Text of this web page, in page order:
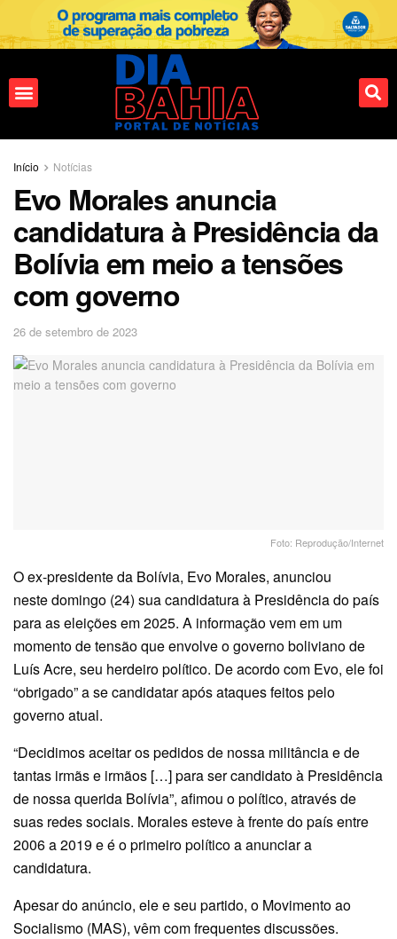
Início Notícias
Evo Morales anuncia
candidatura à Presidência da
Bolívia em meio a tensões
com governo
26 de setembro de 2023
Foto: Reprodução/Internet
O ex-presidente da Bolívia, Evo Morales, anunciou
neste domingo (24) sua candidatura à Presidência do país
para as eleições em 2025. A informação vem em um
momento de tensão que envolve o governo boliviano de
Luís Acre, seu herdeiro político. De acordo com Evo, ele foi
“obrigado” a se candidatar após ataques feitos pelo
governo atual.
“Decidimos aceitar os pedidos de nossa militância e de
tantas irmãs e irmãos […] para ser candidato à Presidência
de nossa querida Bolívia”, afimou o político, através de
suas redes sociais. Morales esteve à frente do país entre
2006 a 2019 e é o primeiro político a anunciar a
candidatura.
Apesar do anúncio, ele e seu partido, o Movimento ao
Socialismo (MAS), vêm com frequentes discussões.